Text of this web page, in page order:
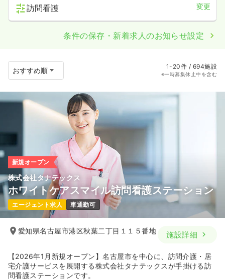
訪問看護 変更
条件の保存・新着求人のお知らせ設定
1-20件 / 694施設
※一時募集休止中を含む
新規オープン
株式会社タナテックス
ホワイトケアスマイル訪問看護ステーション
エージェント求人 車通勤可
愛知県名古屋市港区秋葉二丁目１１５番地 施設詳細
【2026年1月新規オープン】名古屋市を中心に、訪問介護・居
宅介護サービスを展開する株式会社タナテックスが手掛ける訪
問看護ステーションです。